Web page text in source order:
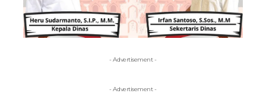
- Advertisement -
- Advertisement -